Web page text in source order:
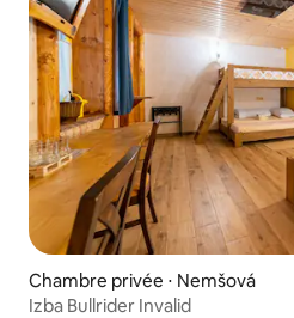
Chambre privée ⋅ Nemšová
Izba Bullrider Invalid